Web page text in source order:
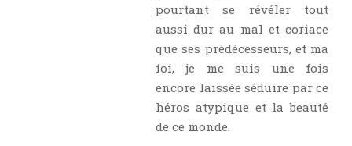
pourtant se révéler tout
aussi dur au mal et coriace
que ses prédécesseurs, et ma
foi, je me suis une fois
encore laissée séduire par ce
héros atypique et la beauté
de ce monde.